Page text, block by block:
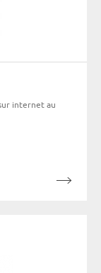
internet au